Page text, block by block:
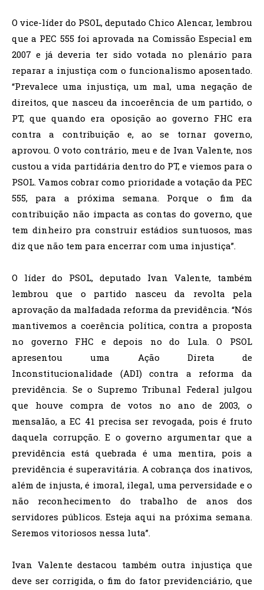
O vice-líder do PSOL, deputado Chico Alencar, lembrou
que a PEC 555 foi aprovada na Comissão Especial em
2007 e já deveria ter sido votada no plenário para
reparar a injustiça com o funcionalismo aposentado.
“Prevalece uma injustiça, um mal, uma negação de
direitos, que nasceu da incoerência de um partido, o
PT, que quando era oposição ao governo FHC era
contra a contribuição e, ao se tornar governo,
aprovou. O voto contrário, meu e de Ivan Valente, nos
custou a vida partidária dentro do PT, e viemos para o
PSOL. Vamos cobrar como prioridade a votação da PEC
555, para a próxima semana. Porque o fim da
contribuição não impacta as contas do governo, que
tem dinheiro pra construir estádios suntuosos, mas
diz que não tem para encerrar com uma injustiça”.
O líder do PSOL, deputado Ivan Valente, também
lembrou que o partido nasceu da revolta pela
aprovação da malfadada reforma da previdência. “Nós
mantivemos a coerência política, contra a proposta
no governo FHC e depois no do Lula. O PSOL
apresentou uma Ação Direta de
Inconstitucionalidade (ADI) contra a reforma da
previdência. Se o Supremo Tribunal Federal julgou
que houve compra de votos no ano de 2003, o
mensalão, a EC 41 precisa ser revogada, pois é fruto
daquela corrupção. E o governo argumentar que a
previdência está quebrada é uma mentira, pois a
previdência é superavitária. A cobrança dos inativos,
além de injusta, é imoral, ilegal, uma perversidade e o
não reconhecimento do trabalho de anos dos
servidores públicos. Esteja aqui na próxima semana.
Seremos vitoriosos nessa luta”.
Ivan Valente destacou também outra injustiça que
deve ser corrigida, o fim do fator previdenciário, que